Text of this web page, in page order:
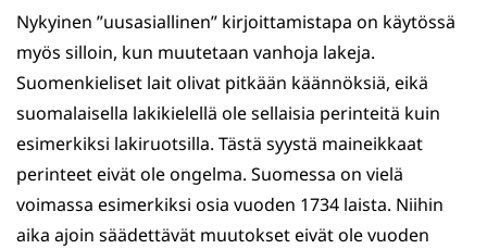
Nykyinen ”uusasiallinen” kirjoittamistapa on käytössä
myös silloin, kun muutetaan vanhoja lakeja.
Suomenkieliset lait olivat pitkään käännöksiä, eikä
suomalaisella lakikielellä ole sellaisia perinteitä kuin
esimerkiksi lakiruotsilla. Tästä syystä maineikkaat
perinteet eivät ole ongelma. Suomessa on vielä
voimassa esimerkiksi osia vuoden 1734 laista. Niihin
aika ajoin säädettävät muutokset eivät ole vuoden